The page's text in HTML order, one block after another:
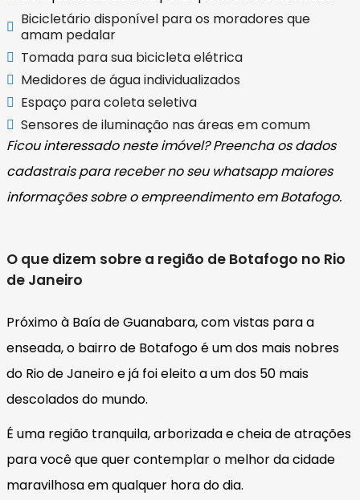
Bicicletário disponível para os moradores que
amam pedalar
Tomada para sua bicicleta elétrica
Medidores de água individualizados
Espaço para coleta seletiva
Sensores de iluminação nas áreas em comum
Ficou interessado neste imóvel? Preencha os dados
cadastrais para receber no seu whatsapp maiores
informações sobre o empreendimento em Botafogo.
O que dizem sobre a região de Botafogo no Rio
de Janeiro
Próximo à Baía de Guanabara, com vistas para a
enseada, o bairro de Botafogo é um dos mais nobres
do Rio de Janeiro e já foi eleito a um dos 50 mais
descolados do mundo.
É uma região tranquila, arborizada e cheia de atrações
para você que quer contemplar o melhor da cidade
maravilhosa em qualquer hora do dia.